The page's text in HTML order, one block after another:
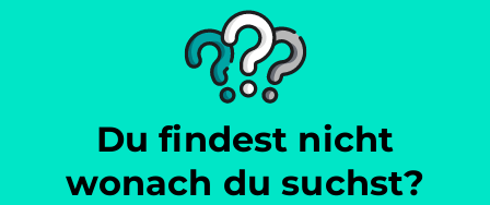
Du findest nicht
wonach du suchst?